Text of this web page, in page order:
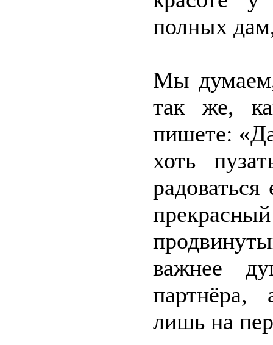
полных
Мы
так же,
пишете:
хоть
важнее
партнёра,
лишь на